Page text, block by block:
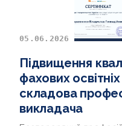
05.06.2026
Підвищення
фахових
складова
викладача